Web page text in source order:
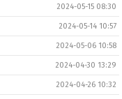
2024-05-15 08:30
2024-05-14 10:57
2024-05-06 10:58
2024-04-30 13:29
2024-04-26 10:32